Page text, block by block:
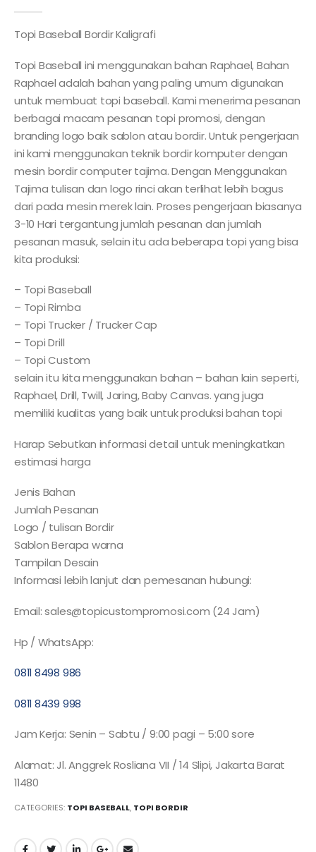
Topi Baseball Bordir Kaligrafi
Topi Baseball ini menggunakan bahan Raphael, Bahan
Raphael adalah bahan yang paling umum digunakan
untuk membuat topi baseball. Kami menerima pesanan
berbagai macam pesanan topi promosi, dengan
branding logo baik sablon atau bordir. Untuk pengerjaan
ini kami menggunakan teknik bordir komputer dengan
mesin bordir computer tajima. Dengan Menggunakan
Tajima tulisan dan logo rinci akan terlihat lebih bagus
dari pada mesin merek lain. Proses pengerjaan biasanya
3-10 Hari tergantung jumlah pesanan dan jumlah
pesanan masuk, selain itu ada beberapa topi yang bisa
kita produksi:
– Topi Baseball
– Topi Rimba
– Topi Trucker / Trucker Cap
– Topi Drill
– Topi Custom
selain itu kita menggunakan bahan – bahan lain seperti,
Raphael, Drill, Twill, Jaring, Baby Canvas. yang juga
memiliki kualitas yang baik untuk produksi bahan topi
Harap Sebutkan informasi detail untuk meningkatkan
estimasi harga
Jenis Bahan
Jumlah Pesanan
Logo / tulisan Bordir
Sablon Berapa warna
Tampilan Desain
Informasi lebih lanjut dan pemesanan hubungi:
Email: sales@topicustompromosi.com (24 Jam)
Hp / WhatsApp:
0811 8498 986
0811 8439 998
Jam Kerja: Senin – Sabtu / 9:00 pagi – 5:00 sore
Alamat: Jl. Anggrek Rosliana VII / 14 Slipi, Jakarta Barat
11480
CATEGORIES: TOPI BASEBALL, TOPI BORDIR